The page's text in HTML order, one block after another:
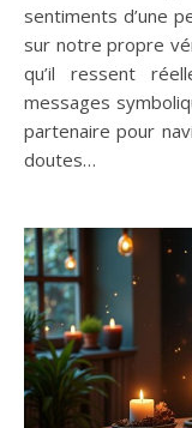
sentiments d’une
sur notre propre
qu’il ressent
messages
partenaire pour
doutes…